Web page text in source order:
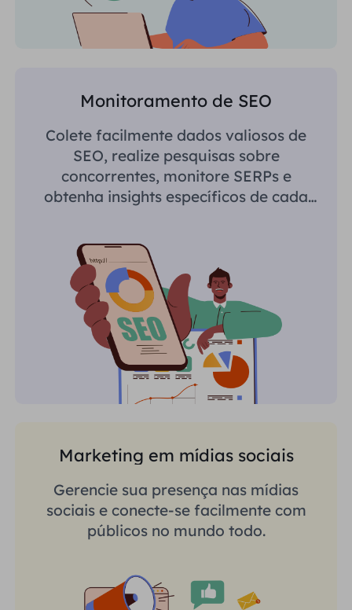
Monitoramento de SEO
Colete facilmente dados valiosos de
SEO, realize pesquisas sobre
concorrentes, monitore SERPs e
obtenha insights específicos de cada
Marketing em mídias sociais
Gerencie sua presença nas mídias
sociais e conecte-se facilmente com
públicos no mundo todo.